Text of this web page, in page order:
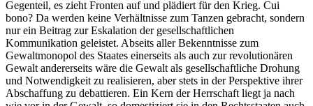
Gegenteil, es zieht Fronten auf und plädiert für den Krieg. Cui
bono? Da werden keine Verhältnisse zum Tanzen gebracht, sondern
nur ein Beitrag zur Eskalation der gesellschaftlichen
Kommunikation geleistet. Abseits aller Bekenntnisse zum
Gewaltmonopol des Staates einerseits als auch zur revolutionären
Gewalt andererseits wäre die Gewalt als gesellschaftliche Drohung
und Notwendigkeit zu realisieren, aber stets in der Perspektive ihrer
Abschaffung zu debattieren. Ein Kern der Herrschaft liegt ja nach